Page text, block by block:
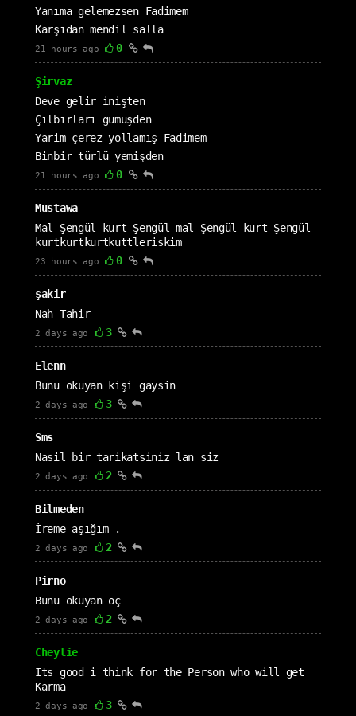
Yanıma gelemezsen Fadimem
Karşıdan mendil salla
21 hours ago 0
Şirvaz
Deve gelir inişten
Çılbırları gümüşden
Yarim çerez yollamış Fadimem
Binbir türlü yemişden
21 hours ago 0
Mustawa
Mal Şengül kurt Şengül mal Şengül kurt Şengül
kurtkurtkurtkuttleriskim
23 hours ago 0
şakir
Nah Tahir
2 days ago 3
Elenn
Bunu okuyan kişi gaysin
2 days ago 3
Sms
Nasil bir tarikatsiniz lan siz
2 days ago 2
Bilmeden
İreme aşığım .
2 days ago 2
Pirno
Bunu okuyan oç
2 days ago 2
Cheylie
Its good i think for the Person who will get
Karma
2 days ago 3